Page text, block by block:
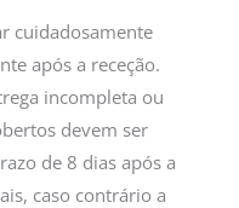
cuidadosamente
após a receção.
incompleta ou
devem ser
de 8 dias após a
caso contrário a